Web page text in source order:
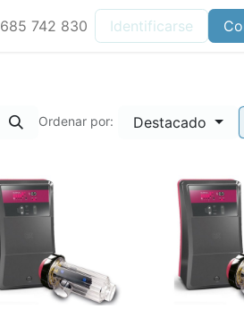
685 742 830 Identificarse
Ordenar por: Destacado